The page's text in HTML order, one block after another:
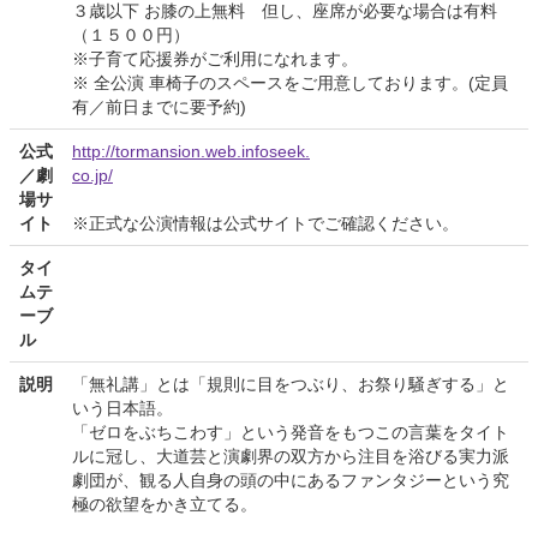
３歳以下 お膝の上無料 但し、座席が必要な場合は有料
（１５００円）
※子育て応援券がご利用になれます。
※ 全公演 車椅子のスペースをご用意しております。(定員
有／前日までに要予約)
公式
／劇
場サ
イト
http://tormansion.web.infoseek.
co.jp/
※正式な公演情報は公式サイトでご確認ください。
タイ
ムテ
ーブ
ル
説明
「無礼講」とは「規則に目をつぶり、お祭り騒ぎする」と
いう日本語。
「ゼロをぶちこわす」という発音をもつこの言葉をタイト
ルに冠し、大道芸と演劇界の双方から注目を浴びる実力派
劇団が、観る人自身の頭の中にあるファンタジーという究
極の欲望をかき立てる。